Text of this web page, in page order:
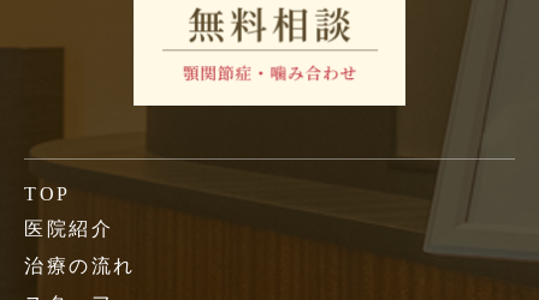
TOP
医院紹介
治療の流れ